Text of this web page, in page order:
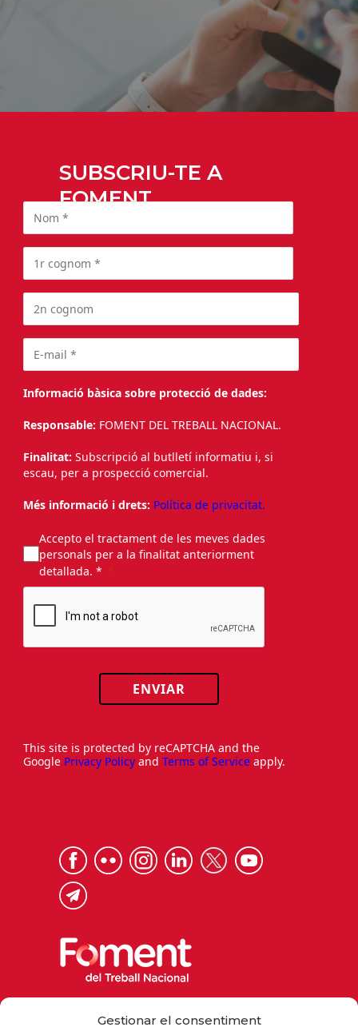
Gestionar el consentiment
SUBSCRIU-TE A
FOMENT
Informació bàsica sobre protecció de dades:
Responsable: FOMENT DEL TREBALL NACIONAL.
Finalitat: Subscripció al butlletí informatiu i, si
escau, per a prospecció comercial.
Més informació i drets: Política de privacitat.
Accepto el tractament de les meves dades
personals per a la finalitat anteriorment
detallada. *
ENVIAR
This site is protected by reCAPTCHA and the
Google Privacy Policy and Terms of Service apply.